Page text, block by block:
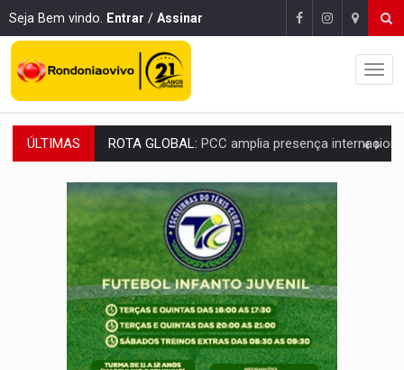
Seja Bem vindo. Entrar / Assinar
ÚLTIMAS CONEXÃO RONDONIAOVIVO:Museólogo Antônio Ocampo conduz a história de
EXTENSÃO DE DANOS:Ferroviários pedem ao Iphan recuperação de área
VARIANDO O CARDÁPIO:Veja essa receita de carne assada para o
PREJUÍZO AOS ESTUDANTES:Greve dos professores em PVH é
POSSESSÃO DE DEBORAH LOGAN:Terror mistura mistério e filmagens
TRANSPARÊNCIA:TCE reúne candidatos ao Governo e apresenta
ELAS DECIDEM:Mulheres são maioria e representam 52% do eleitorado de